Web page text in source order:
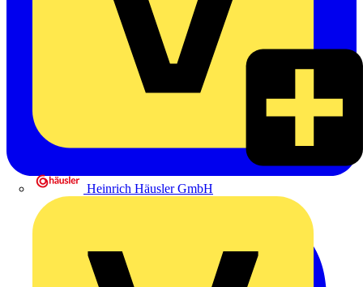
Heinrich Häusler GmbH